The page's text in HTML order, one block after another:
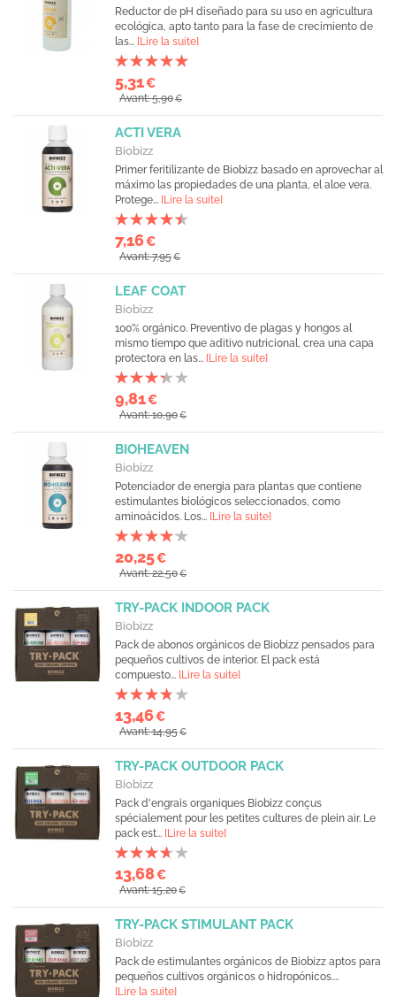
Reductor de pH diseñado para su uso en agricultura
ecológica, apto tanto para la fase de crecimiento de
las... [Lire la suite]
5,31€
Avant: 5,90€
ACTI VERA
Biobizz
Primer feritilizante de Biobizz basado en aprovechar al
máximo las propiedades de una planta, el aloe vera.
Protege... [Lire la suite]
7,16€
Avant: 7,95€
LEAF COAT
Biobizz
100% orgánico. Preventivo de plagas y hongos al
mismo tiempo que aditivo nutricional, crea una capa
protectora en las... [Lire la suite]
9,81€
Avant: 10,90€
BIOHEAVEN
Biobizz
Potenciador de energia para plantas que contiene
estimulantes biológicos seleccionados, como
aminoácidos. Los... [Lire la suite]
20,25€
Avant: 22,50€
TRY-PACK INDOOR PACK
Biobizz
Pack de abonos orgánicos de Biobizz pensados para
pequeños cultivos de interior. El pack está
compuesto... [Lire la suite]
13,46€
Avant: 14,95€
TRY-PACK OUTDOOR PACK
Biobizz
Pack d'engrais organiques Biobizz conçus
spécialement pour les petites cultures de plein air. Le
pack est... [Lire la suite]
13,68€
Avant: 15,20€
TRY-PACK STIMULANT PACK
Biobizz
Pack de estimulantes orgánicos de Biobizz aptos para
pequeños cultivos orgánicos o hidropónicos....
[Lire la suite]